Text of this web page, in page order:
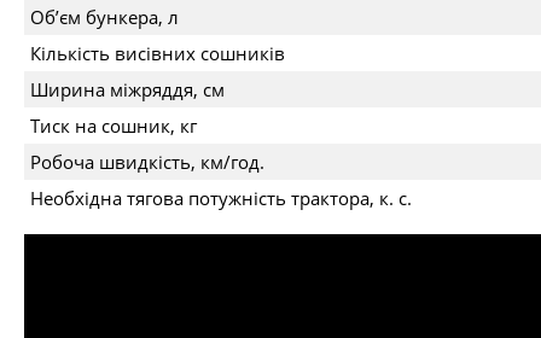
Об’єм бункера, л
Кількість висівних сошників
Ширина міжряддя, см
Тиск на сошник, кг
Робоча швидкість, км/год.
Необхідна тягова потужність трактора, к. с.